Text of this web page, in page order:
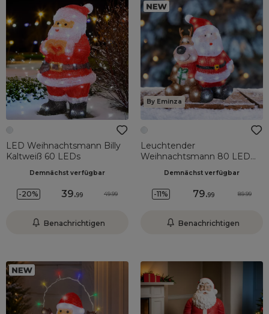
LED Weihnachtsmann Billy
Kaltweiß 60 LEDs
Demnächst verfügbar
-20% 39.99 49.99
Benachrichtigen
By Eminza
Leuchtender
Weihnachtsmann 80 LED
Rentier Weiß kalt
Demnächst verfügbar
-11% 79.99 89.99
Benachrichtigen